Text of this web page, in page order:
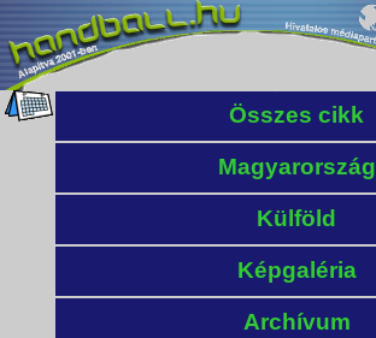
Összes cikk
Magyarország
Külföld
Képgaléria
Archívum